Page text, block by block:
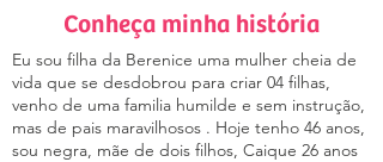
Conheça minha história
Eu sou filha da Berenice uma mulher cheia de
vida que se desdobrou para criar 04 filhas,
venho de uma familia humilde e sem instrução,
mas de pais maravilhosos . Hoje tenho 46 anos,
sou negra, mãe de dois filhos, Caique 26 anos